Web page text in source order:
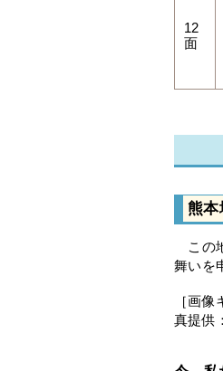
12
面
熊
この
舞いを
［画
真提供